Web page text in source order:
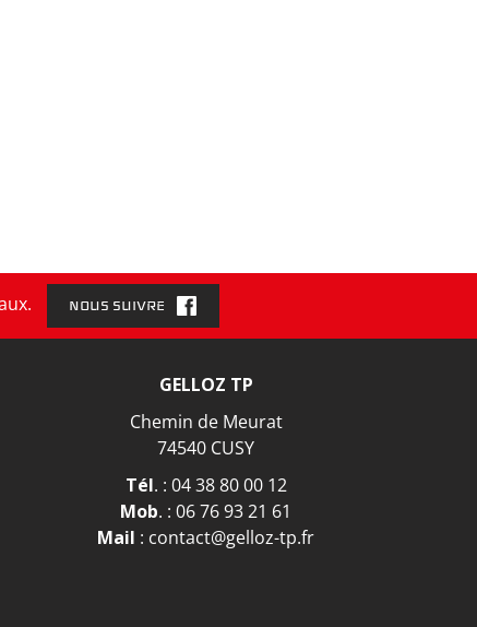
NOUS SUIVRE
GELLOZ TP
Chemin de Meurat
74540 CUSY
Tél. : 04 38 80 00 12
Mob. :06 76 93 21 61
Mail : contact@gelloz-tp.fr